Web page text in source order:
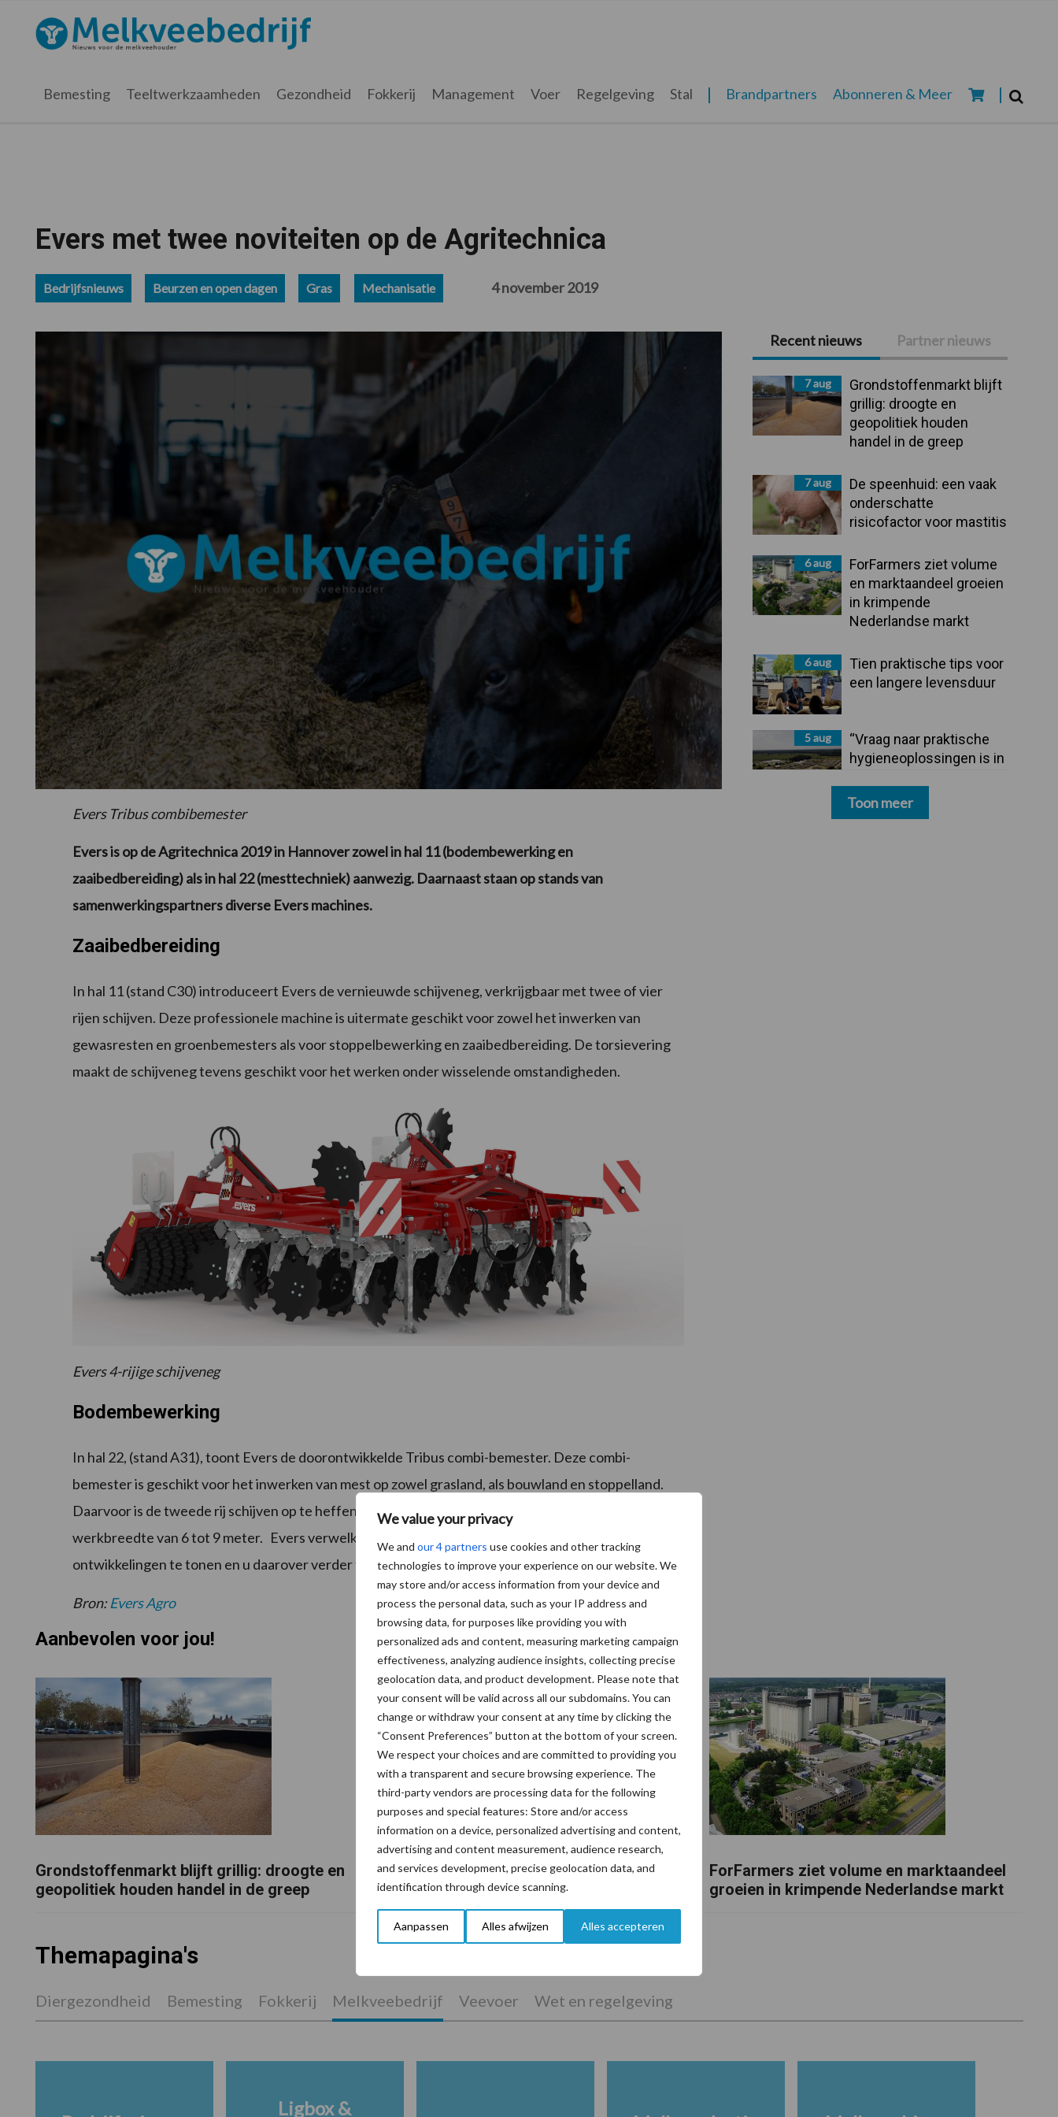
We value your privacy
We and our 4 partners use cookies and other tracking
technologies to improve your experience on our website. We
may store and/or access information from your device and
process the personal data, such as your IP address and
browsing data, for purposes like providing you with
personalized ads and content, measuring marketing campaign
effectiveness, analyzing audience insights, collecting precise
geolocation data, and product development. Please note that
your consent will be valid across all our subdomains. You can
change or withdraw your consent at any time by clicking the
“Consent Preferences” button at the bottom of your screen.
We respect your choices and are committed to providing you
with a transparent and secure browsing experience. The
third-party vendors are processing data for the following
purposes and special features: Store and/or access
information on a device, personalized advertising and content,
advertising and content measurement, audience research,
and services development, precise geolocation data, and
identification through device scanning.
Aanpassen Alles afwijzen Alles accepteren
hoofdnavigatie
hoofd
eerste
voettekst
Melkveebedrijf.nl
Bemesting Teeltwerkzaamheden Gezondheid Fokkerij Management Voer Regelgeving Stal Brandpartners Abonneren & Meer
Evers met twee noviteiten op de Agritechnica
Bedrijfsnieuws Beurzen en open dagen Gras Mechanisatie 4 november 2019
Evers Tribus combibemester
Evers is op de Agritechnica 2019 in Hannover zowel in hal 11 (bodembewerking en
zaaibedbereiding) als in hal 22 (mesttechniek) aanwezig. Daarnaast staan op stands van
samenwerkingspartners diverse Evers machines.
Zaaibedbereiding
In hal 11 (stand C30) introduceert Evers de vernieuwde schijveneg, verkrijgbaar met twee of vier
rijen schijven. Deze professionele machine is uitermate geschikt voor zowel het inwerken van
gewasresten en groenbemesters als voor stoppelbewerking en zaaibedbereiding. De torsievering
maakt de schijveneg tevens geschikt voor het werken onder wisselende omstandigheden.
Evers 4-rijige schijveneg
Bodembewerking
In hal 22, (stand A31), toont Evers de doorontwikkelde Tribus combi-bemester. Deze combi-
bemester is geschikt voor het inwerken van mest op zowel grasland, als bouwland en stoppelland.
Daarvoor is de tweede rij schijven op te heffen. De combibemester is verkrijgbaar met een
werkbreedte van 6 tot 9 meter. Evers verwelkomt u graag op de Agritechnica om u de nieuwste
ontwikkelingen te tonen en u daarover verder te informeren.
Bron:Evers Agro
Primaire
Sidebar
Recent nieuws Partner nieuws
7 aug
Grondstoffenmarkt blijft
grillig: droogte en
geopolitiek houden
handel in de greep
7 aug
De speenhuid: een vaak
onderschatte
risicofactor voor mastitis
6 aug
ForFarmers ziet volume
en marktaandeel groeien
in krimpende
Nederlandse markt
6 aug
Tien praktische tips voor
een langere levensduur
5 aug
“Vraag naar praktische
hygieneoplossingen is in
Toon meer
Aanbevolen voor jou!
Grondstoffenmarkt blijft grillig: droogte en
geopolitiek houden handel in de greep
De speenhuid: een vaak onderschatte
risicofactor voor mastitis
ForFarmers ziet volume en marktaandeel
groeien in krimpende Nederlandse markt
Themapagina's
Diergezondheid Bemesting Fokkerij Melkveebedrijf Veevoer Wet en regelgeving
Ligbox &